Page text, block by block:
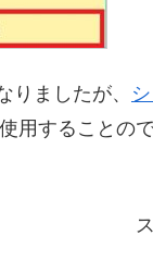
りましたが、
用することの